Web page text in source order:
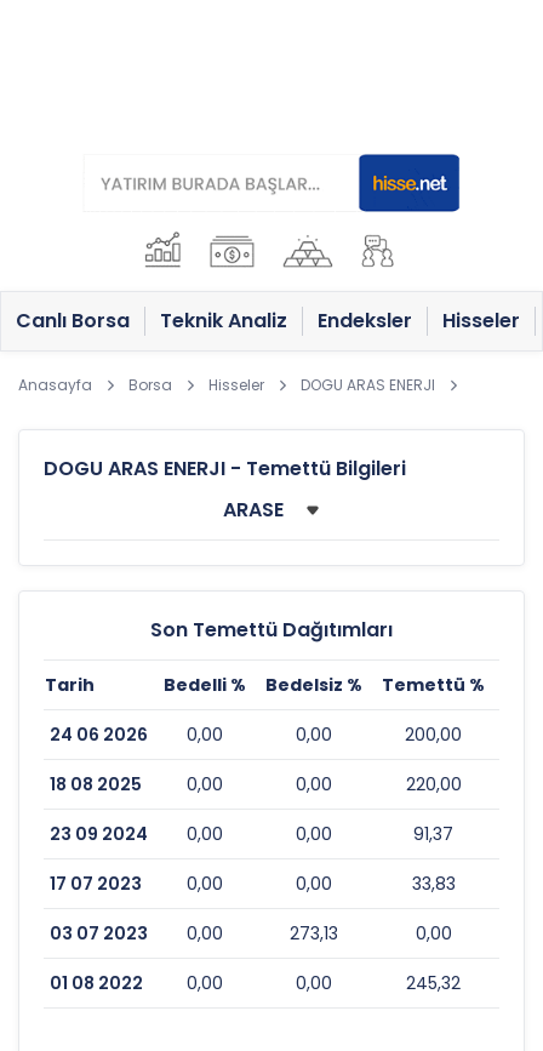
Canlı Borsa Teknik Analiz Endeksler Hisseler
Anasayfa Borsa Hisseler DOGU ARAS ENERJI
DOGU ARAS ENERJI - Temettü Bilgileri
Son Temettü Dağıtımları
Tarih Bedelli % Bedelsiz % Temettü %
24 06 2026 0,00 0,00 200,00
18 08 2025 0,00 0,00 220,00
23 09 2024 0,00 0,00 91,37
17 07 2023 0,00 0,00 33,83
03 07 2023 0,00 273,13 0,00
01 08 2022 0,00 0,00 245,32